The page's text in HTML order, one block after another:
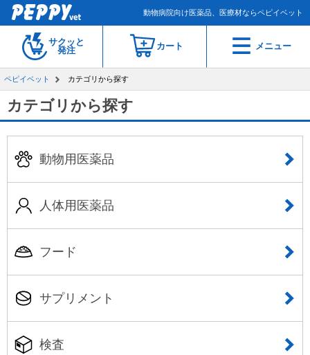
動物病院向け医薬品、医療材ならペピイベット
サクッと
発注
カート メニュー
ペピイベット カテゴリから探す
カテゴリから探す
動物用医薬品
人体用医薬品
フード
サプリメント
検査